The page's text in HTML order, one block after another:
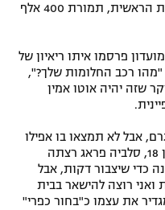
ולבסוף חזר לקבוצת נעוריו דרך הדלת הראשית, תמורת 400 אלף
פרסמו איתו ריאיון של
"מהו רכב החלומות שלך?",
שזה יהיה אוטו אמין
אבל לא תמצאו בו אפילו
תמונה אחת מחוץ למגרש. כשהיה בן 18, סלביה פראג רצתה
כדי שיצבור דקות, אבל
ואני רוצה להישאר בבית
את עצמו כ"בחור כפרי"